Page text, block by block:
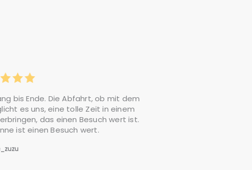
bis Ende. Die Abfahrt, ob mit dem
es uns, eine tolle Zeit in einem
das einen Besuch wert ist.
ist einen Besuch wert.